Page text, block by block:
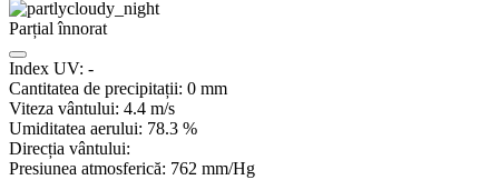
Parțial înnorat
Index UV: -
Cantitatea de precipitații: 0 mm
Viteza vântului: 4.4 m/s
Umiditatea aerului: 78.3 %
Direcția vântului:
Presiunea atmosferică: 762 mm/Hg